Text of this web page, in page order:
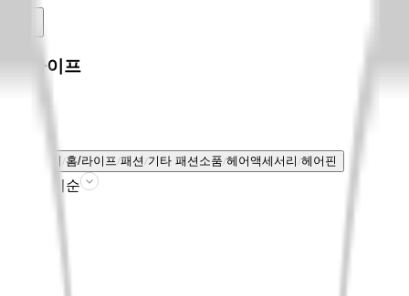
홈/라이프
전체보기 홈/라이프 패션 기타 패션소품 헤어액세서리 헤어핀
판매인기순